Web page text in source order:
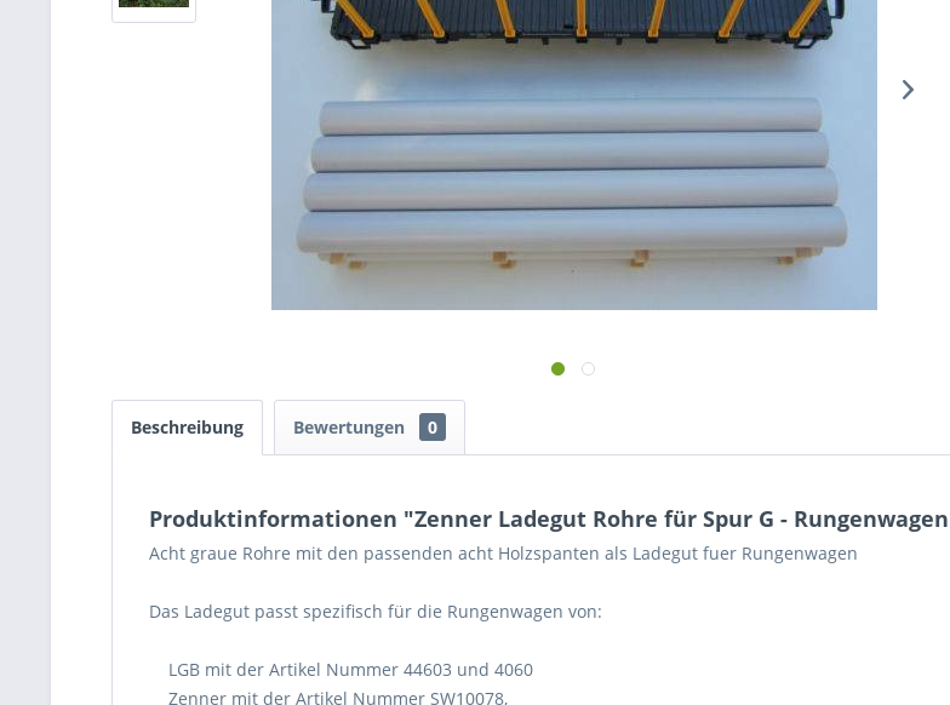
Beschreibung Bewertungen 0
Produktinformationen "Zenner Ladegut Rohre für Spur G - Rungenwagen
Acht graue Rohre mit den passenden acht Holzspanten als Ladegut fuer Rungenwagen
Das Ladegut passt spezifisch für die Rungenwagen von:
LGB mit der Artikel Nummer 44603 und 4060
Zenner mit der Artikel Nummer SW10078,